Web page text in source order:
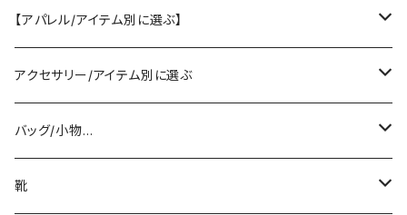
SELECT／ORIGINAL
PASSIONE/cafune
ヤマトドレス／dolly-sean／DONEEYU／他
lovint
【アパレル/アイテム別に選ぶ】
outer
coat/down
jacket/blouson
tops
knit/sweat/parker
bottom
アクセサリー/アイテム別に選ぶ
pierce/earring/ear cuff
necklace/top
バッグ/小物…
bag
靴